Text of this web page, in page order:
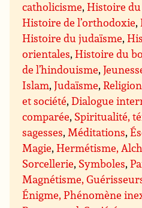
catholicisme,Histoire
Histoire de l’orthodoxie,
Histoire du judaïsme,
orientales,Histoire du
de l’hindouisme,
Islam,Judaïsme,
et société,Dialogue
comparée, Spiritualité,
sagesses, Méditations,
Magie,Hermétisme,
Sorcellerie, Symboles,
Magnétisme,
Énigme, Phénomène